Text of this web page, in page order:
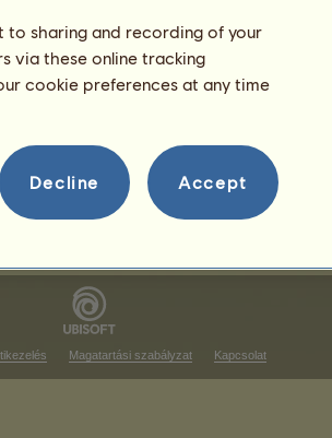
ezen a rangsoron
Magatartási szabályzat Kapcsolat
to sharing and recording of your
via these online tracking
cookie preferences at any time
Decline Accept